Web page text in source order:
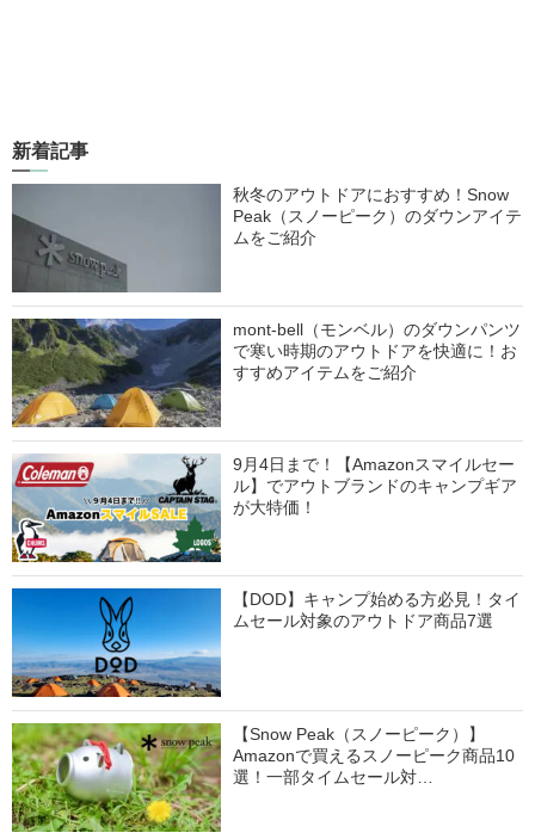
新着記事
秋冬のアウトドアにおすすめ！Snow
Peak（スノーピーク）のダウンアイテ
ムをご紹介
mont-bell（モンベル）のダウンパンツ
で寒い時期のアウトドアを快適に！お
すすめアイテムをご紹介
9月4日まで！【Amazonスマイルセー
ル】でアウトブランドのキャンプギア
が大特価！
【DOD】キャンプ始める方必見！タイ
ムセール対象のアウトドア商品7選
【Snow Peak（スノーピーク）】
Amazonで買えるスノーピーク商品10
選！一部タイムセール対…